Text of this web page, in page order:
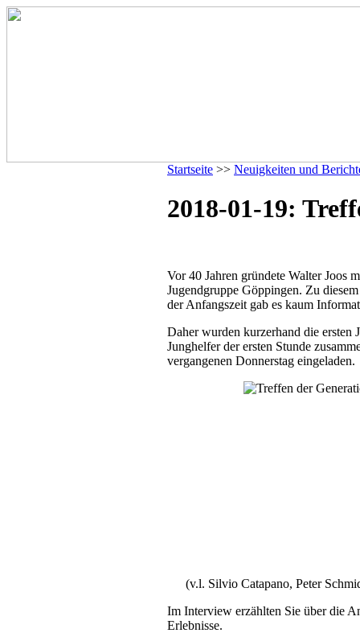
Startseite >> Neuigkeiten und
2018-01-19:
Vor 40 Jahren gründete Walter
Jugendgruppe Göppingen. Zu
der Anfangszeit gab es kaum
Daher wurden kurzerhand die ersten
Junghelfer der ersten Stunde
vergangenen Donnerstag eingeladen.
(v.l. Silvio Catapano, Peter
Im Interview erzählten Sie über die
Erlebnisse.